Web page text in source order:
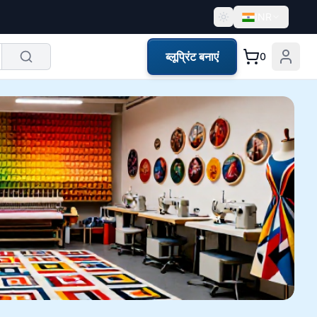
INR
ब्लूप्रिंट बनाएं 0